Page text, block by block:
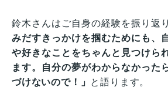
鈴木さんはご自身の経験を振り返
みだすきっかけを掴むためにも、
や好きなことをちゃんと見つけら
ます。自分の夢がわからなかった
づけないので！」 と語ります。